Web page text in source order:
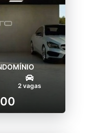
2 vagas